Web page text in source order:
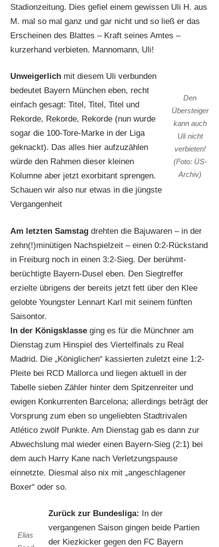
Stadionzeitung. Dies gefiel einem gewissen Uli H. aus
M. mal so mal ganz und gar nicht und so ließ er das
Erscheinen des Blattes – Kraft seines Amtes –
kurzerhand verbieten. Mannomann, Uli!
Den
Übersteiger
kann auch
Uli nicht
verbieten!
(Foto: ÜS-
Archiv)
Unweigerlich mit diesem Uli verbunden
bedeutet Bayern München eben, recht
einfach gesagt: Titel, Titel, Titel und
Rekorde, Rekorde, Rekorde (nun wurde
sogar die 100-Tore-Marke in der Liga
geknackt). Das alles hier aufzuzählen
würde den Rahmen dieser kleinen
Kolumne aber jetzt exorbitant sprengen.
Schauen wir also nur etwas in die jüngste
Vergangenheit
Am letzten Samstag drehten die Bajuwaren – in der
zehn(!)minütigen Nachspielzeit – einen 0:2-Rückstand
in Freiburg noch in einen 3:2-Sieg. Der berühmt-
berüchtigte Bayern-Dusel eben. Den Siegtreffer
erzielte übrigens der bereits jetzt fett über den Klee
gelobte Youngster Lennart Karl mit seinem fünften
Saisontor.
In der Königsklasse ging es für die Münchner am
Dienstag zum Hinspiel des Viertelfinals zu Real
Madrid. Die „Königlichen“ kassierten zuletzt eine 1:2-
Pleite bei RCD Mallorca und liegen aktuell in der
Tabelle sieben Zähler hinter dem Spitzenreiter und
ewigen Konkurrenten Barcelona; allerdings beträgt der
Vorsprung zum eben so ungeliebten Stadtrivalen
Atlético zwölf Punkte. Am Dienstag gab es dann zur
Abwechslung mal wieder einen Bayern-Sieg (2:1) bei
dem auch Harry Kane nach Verletzungspause
einnetzte. Diesmal also nix mit „angeschlagener
Boxer“ oder so.
Elias
Zurück zur Bundesliga: In der
vergangenen Saison gingen beide Partien
der Kiezkicker gegen den FC Bayern